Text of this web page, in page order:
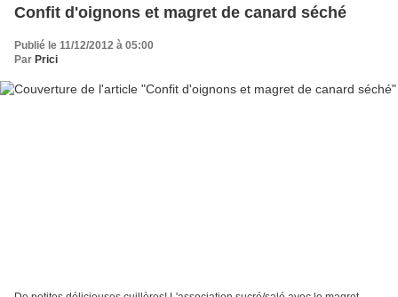
Confit d'oignons et magret de canard séché
Publié le 11/12/2012 à 05:00
Par Prici